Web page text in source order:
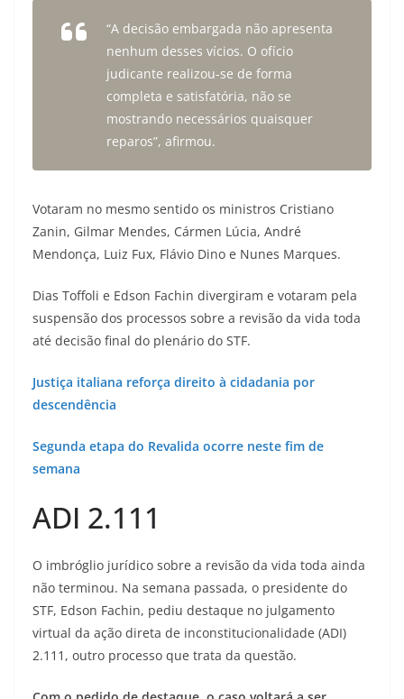
“A decisão embargada não apresenta
nenhum desses vícios. O ofício
judicante realizou-se de forma
completa e satisfatória, não se
mostrando necessários quaisquer
reparos”, afirmou.
Votaram no mesmo sentido os ministros Cristiano
Zanin, Gilmar Mendes, Cármen Lúcia, André
Mendonça, Luiz Fux, Flávio Dino e Nunes Marques.
Dias Toffoli e Edson Fachin divergiram e votaram pela
suspensão dos processos sobre a revisão da vida toda
até decisão final do plenário do STF.
Justiça italiana reforça direito à cidadania por
descendência
Segunda etapa do Revalida ocorre neste fim de
semana
ADI 2.111
O imbróglio jurídico sobre a revisão da vida toda ainda
não terminou. Na semana passada, o presidente do
STF, Edson Fachin, pediu destaque no julgamento
virtual da ação direta de inconstitucionalidade (ADI)
2.111, outro processo que trata da questão.